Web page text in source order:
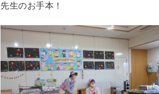
先生のお手本！